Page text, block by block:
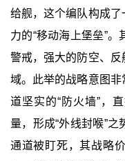
给舰，这个编队构成
力的“移动海上堡垒”‍
警戒，强大的防空、
域。此举的战略意图
道坚实的“防火墙”，
量，形成“外线封喉”
通道被盯死，其战略